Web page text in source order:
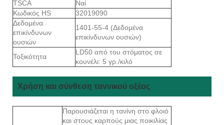
TSCA
Ναί
Κωδικός HS
32019090
Δεδομένα
επικίνδυνων
ουσιών
1401-55-4 (Δεδομένα
επικίνδυνων ουσιών)
Τοξικότητα
LD50 από του στόματος σε
κουνέλι: 5 γρ./κιλό
Χρήση και σύνθεση ταννικού οξέος
Παρουσιάζεται η τανίνη στο φλοιό
και στους καρπούς μιας ποικιλίας